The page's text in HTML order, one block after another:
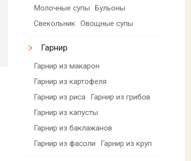
Молочные супы
Бульоны
Свекольник Овощные супы
Гарнир
Гарнир из макарон
Гарнир из картофеля
Гарнир из риса
Гарнир из грибов
Гарнир из капусты
Гарнир из баклажанов
Гарнир из фасоли
Гарнир из круп